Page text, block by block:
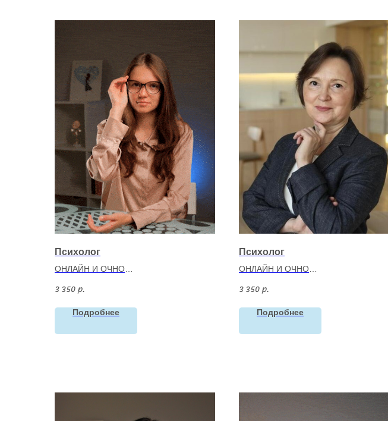
Психолог
ОНЛАЙН И ОЧНО
Психолог
Опыт:с 2024
Категория:взрослые и подростки с 15
лет
3 350 р.
Подробнее
Психолог
ОНЛАЙН И ОЧНО
Психолог-консультант
Опыт:с 2021
Категория:взрослые и подростки с 14
лет
3 350 р.
Подробнее